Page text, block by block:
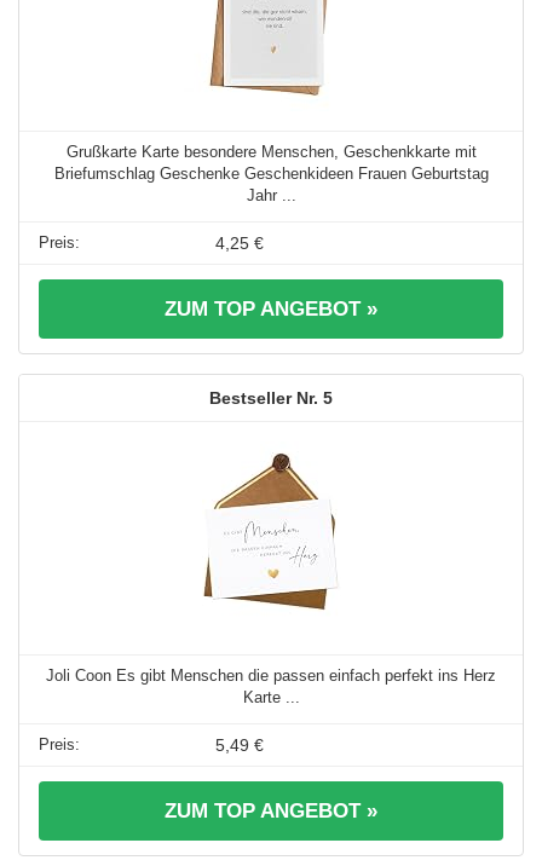
Grußkarte Karte besondere Menschen, Geschenkkarte mit
Briefumschlag Geschenke Geschenkideen Frauen Geburtstag
Jahr ...
4,25 €
ZUM TOP ANGEBOT »
5
Joli Coon Es gibt Menschen die passen einfach perfekt ins Herz
Karte ...
5,49 €
ZUM TOP ANGEBOT »